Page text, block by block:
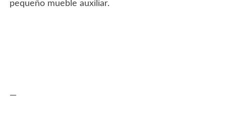
pequeño mueble auxiliar.
—